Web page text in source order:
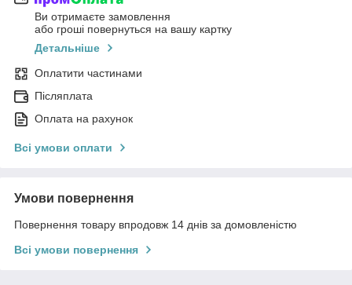
Ви отримаєте замовлення
або гроші повернуться на вашу картку
Детальніше
Оплатити частинами
Післяплата
Оплата на рахунок
Всі умови оплати
Умови повернення
Повернення товару впродовж 14 днів за домовленістю
Всі умови повернення